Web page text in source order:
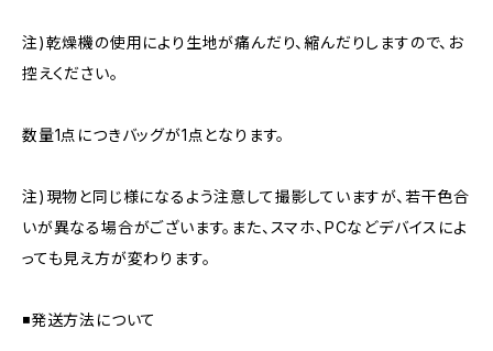
注)乾燥機の使用により生地が痛んだり、縮んだりしますので、お
控えください。
数量1点につきバッグが1点となります。
注)現物と同じ様になるよう注意して撮影していますが、若干色合
いが異なる場合がございます。また、スマホ、PCなどデバイスによ
っても見え方が変わります。
◾️発送方法について